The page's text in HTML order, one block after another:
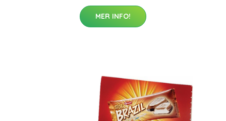
MER INFO!